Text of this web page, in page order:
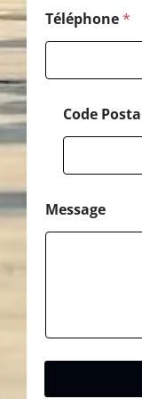
Téléphone*
Code
Message